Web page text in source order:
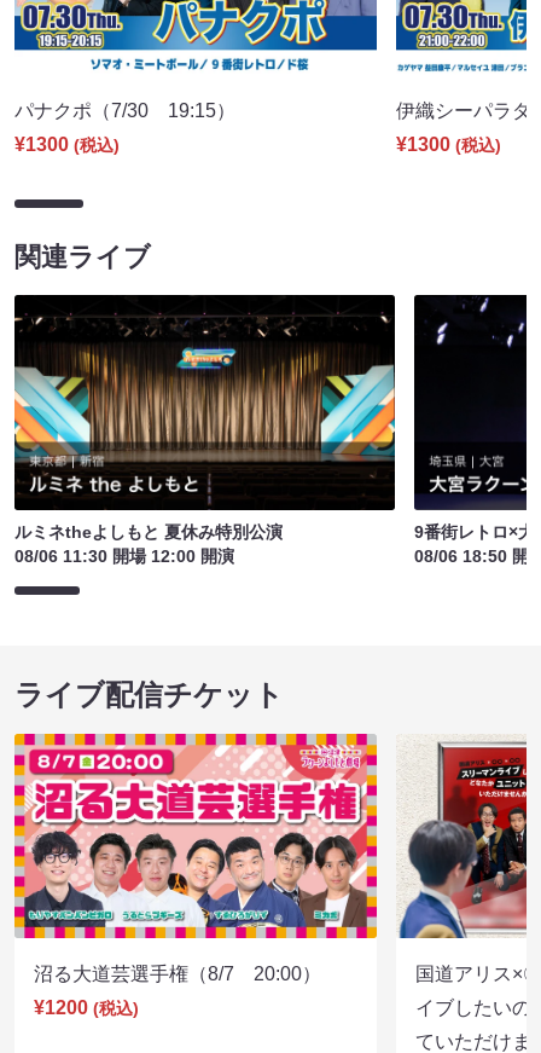
パナクポ（7/30 19:15）
¥1300 (税込)
伊織シーパラ
¥1300 (税込)
関連ライブ
ルミネtheよしもと 夏休み特別公演
08/06 11:30 開場 12:00 開演
9番街レトロ×大
08/06 18:50 開
ライブ配信チケット
沼る大道芸選手権（8/7 20:00）
¥1200 (税込)
国道アリス×
イブしたいの
ていただけ